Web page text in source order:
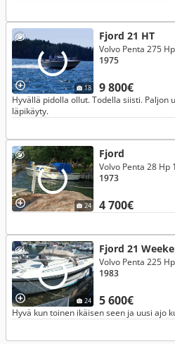
18
Fjord 21 HT
9 800€
Volvo Penta 275 Hp
1975
Hyvällä pidolla ollut. Todella siisti. Paljon
läpikäyty.
24
Fjord
4 700€
Volvo Penta 28 Hp
1973
24
Fjord 21
5 600€
Volvo Penta 225
1983
Hyvä kun toinen ikäisen seen ja uusi ajo